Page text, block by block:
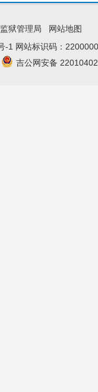
狱管理局
网站地图
-1 网站标识码：
吉公网安备